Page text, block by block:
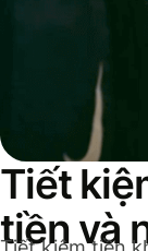
Tiết
tiền và